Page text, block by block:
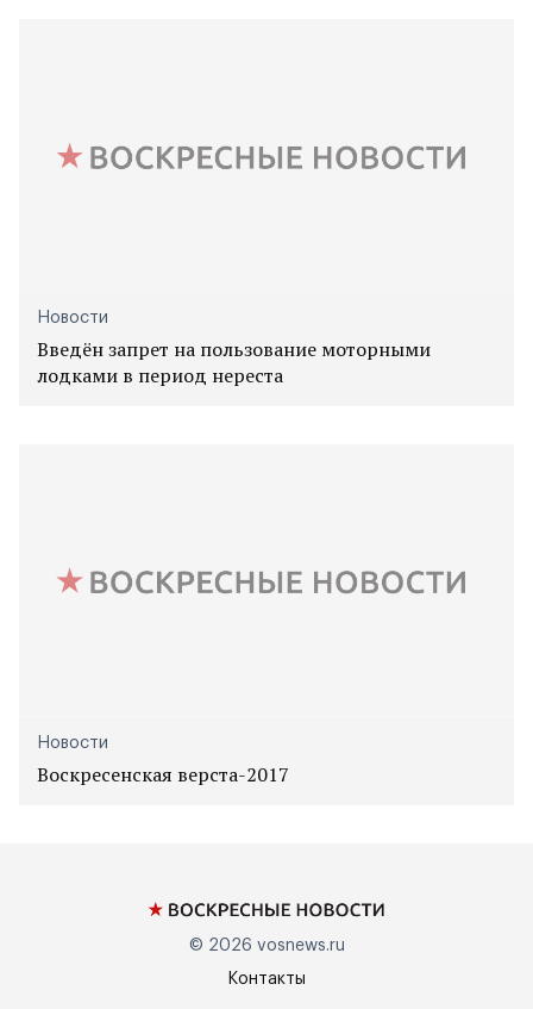
Новости
Введён запрет на пользование моторными
лодками в период нереста
Новости
Воскресенская верста-2017
© 2026 vosnews.ru
Контакты